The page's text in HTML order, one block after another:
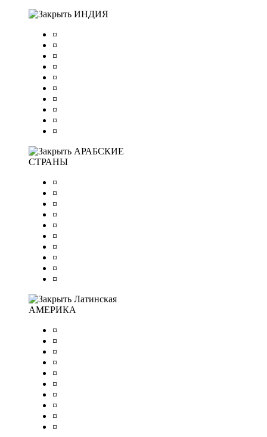
ИНДИЯ
¤
¤
¤
¤
¤
¤
¤
¤
¤
¤
АРАБСКИЕ
СТРАНЫ
¤
¤
¤
¤
¤
¤
¤
¤
¤
¤
Латинская
АМЕРИКА
¤
¤
¤
¤
¤
¤
¤
¤
¤
¤